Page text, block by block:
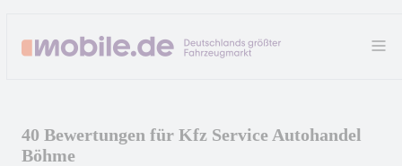
40 Bewertungen für Kfz Service Autohandel
Böhme